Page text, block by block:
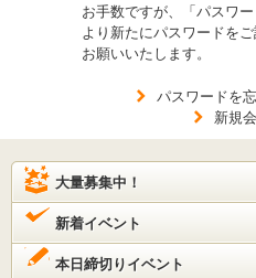
お手数ですが、「パスワ
より新たにパスワードを
お願いいたします。
パスワードを
新規
大量募集中！
新着イベント
本日締切りイベント